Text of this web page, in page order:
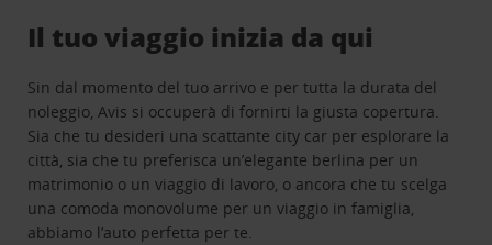
Il tuo viaggio inizia da qui
Sin dal momento del tuo arrivo e per tutta la durata del
noleggio, Avis si occuperà di fornirti la giusta copertura.
Sia che tu desideri una scattante city car per esplorare la
città, sia che tu preferisca un’elegante berlina per un
matrimonio o un viaggio di lavoro, o ancora che tu scelga
una comoda monovolume per un viaggio in famiglia,
abbiamo l’auto perfetta per te.